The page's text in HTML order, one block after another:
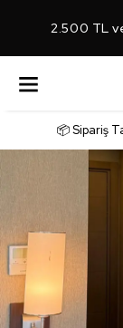
2.500 TL
📦 Sipariş